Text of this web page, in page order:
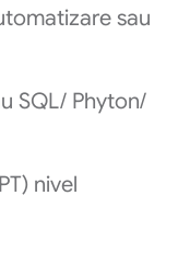
sau
SQL/ Phyton/
nivel